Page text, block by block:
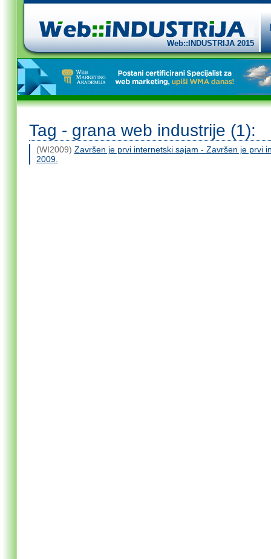
Web::INDUSTRIJA 2015
Tag - grana web industrije (1):
(WI2009) Završen je prvi internetski sajam - Završen je prvi
2009.